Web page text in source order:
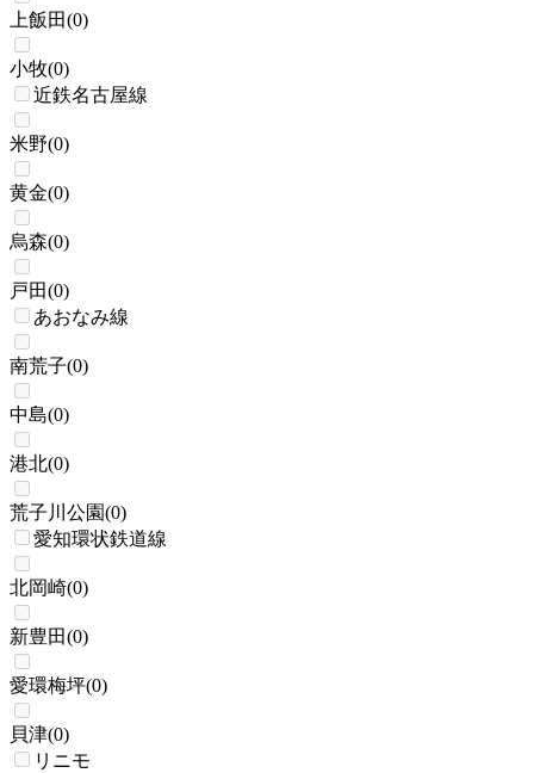
上飯田(0)
小牧(0)
近鉄名古屋線
米野(0)
黄金(0)
烏森(0)
戸田(0)
あおなみ線
南荒子(0)
中島(0)
港北(0)
荒子川公園(0)
愛知環状鉄道線
北岡崎(0)
新豊田(0)
愛環梅坪(0)
貝津(0)
リニモ